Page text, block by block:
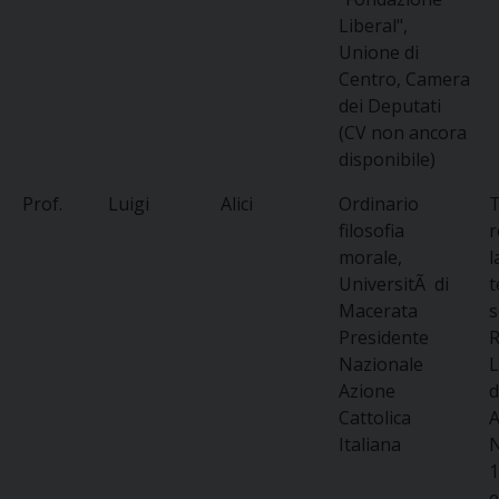
Liberal",
Unione di
Centro, Camera
dei Deputati
(CV non ancora
disponibile)
Prof.
Luigi Alici
Ordinario
filosofia
morale,
UniversitÃ di
Macerata
Presidente
Nazionale
Azione
Cattolica
Italiana